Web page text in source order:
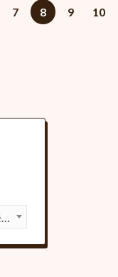
7 8 9 10
Sélectionnez une catégorie